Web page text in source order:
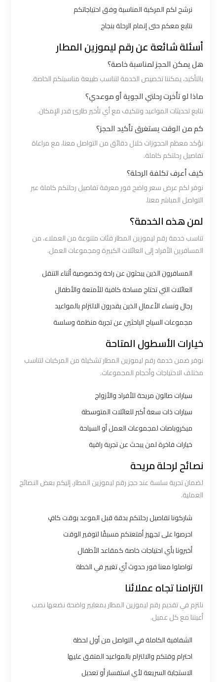
نرشح لكم المركبة المناسبة وفق احتياجاتكم
نتابع معكم حتى إتمام الرحلة بنجاح
أسئلة شائعة عن رقم ليموزين المطار
هل يمكن الحجز لمناسبة خاصة؟
بالتأكيد، يمكننا تخصيص الخدمة لتناسب طبيعة مناسبتكم الخاصة.
ماذا لو تأخرت رحلتي الجوية أو موعدي؟
نتابع تحديثات المواعيد ونتكيف مع أي تأخير طارئ قدر الإمكان.
كم من الوقت يستغرق تأكيد الحجز؟
نؤكد معظم الحجوزات خلال دقائق من التواصل معنا، مع مراعاة
تفاصيل رحلتكم كاملة.
كيف أعرف تكلفة الرحلة؟
نوفر لكم عرض سعر واضح فور معرفة تفاصيل رحلتكم كاملة عبر
التواصل المباشر معنا.
لمن هذه الخدمة؟
تناسب خدمة رقم ليموزين المطار فئات متنوعة من العملاء، من
المسافرين الأفراد إلى العائلات الكبيرة ومجموعات العمل.
المسافرون الذين يبحثون عن راحة وخصوصية أثناء التنقل
العائلات التي تحتاج مساحة كافية للأمتعة والأطفال
رجال ونساء الأعمال الذين يقدرون الالتزام بالمواعيد
مجموعات السياح الباحثين عن تجربة منظمة وسلسة
خيارات الأسطول المتاحة
نوفر ضمن خدمة رقم ليموزين المطار تشكيلة من المركبات لتناسب
مختلف الاحتياجات وأحجام المجموعات.
سيارات صالون مريحة للأفراد والأزواج
سيارات ذات سعة أكبر للعائلات المتوسطة
ميكروباصات لمجموعات العمل أو السياحة
خيارات فاخرة لمن يبحث عن تجربة راقية
نصائح لرحلة مريحة
لضمان تجربة سلسة عند حجز رقم ليموزين المطار، إليكم بعض النصائح
العملية.
شاركونا تفاصيل رحلتكم بدقة قبل الموعد بوقت كافٍ
احرصوا على تجهيز أمتعتكم مسبقًا لتوفير الوقت
أخبرونا بأي احتياجات خاصة كمقاعد الأطفال
تواصلوا معنا فور حدوث أي تغيير في الخطة
التزامنا تجاه عملائنا
نلتزم في تقديم رقم ليموزين المطار بمعايير واضحة نضعها نصب
أعيننا مع كل عميل.
الشفافية الكاملة في التواصل من أول لحظة
احترام وقتكم والالتزام بالمواعيد المتفق عليها
الاستجابة السريعة لأي استفسار أو تعديل
شركات
ليموزين
القاهرة
شركة
ليموزين
القاهرة
شركة
ليموزين
القاهرة
شركه
القاهرة
ليموزين
الإسكندرية
ليموزين
الاسكندرية
القاهرة
الاسكندريه
الاسكندريه
السويس
الاسكندريه